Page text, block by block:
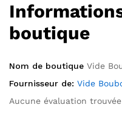
boutique
Nom de boutique Vide
Fournisseur de: Vide
Aucune évaluation